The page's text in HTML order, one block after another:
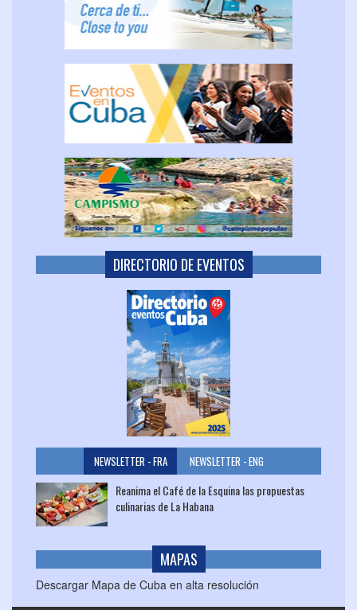
DIRECTORIO DE EVENTOS
NEWSLETTER - FRA NEWSLETTER - ENG
Reanima el Café de la Esquina las propuestas
culinarias de La Habana
MAPAS
Descargar Mapa de Cuba en alta resolución